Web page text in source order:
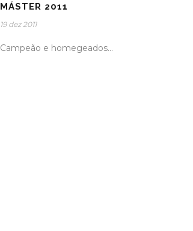
MÁSTER 2011
19 dez 2011
Campeão e homegeados...